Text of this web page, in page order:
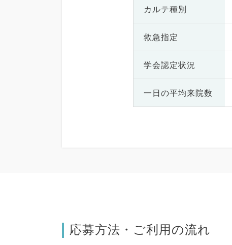
カルテ種別
救急指定
学会認定状況
一日の平均来院数
応募方法・ご利用の流れ